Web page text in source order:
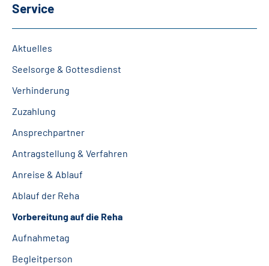
Service
Aktuelles
Seelsorge & Gottesdienst
Verhinderung
Zuzahlung
Ansprechpartner
Antragstellung & Verfahren
Anreise & Ablauf
Ablauf der Reha
Vorbereitung auf die Reha
Aufnahmetag
Begleitperson